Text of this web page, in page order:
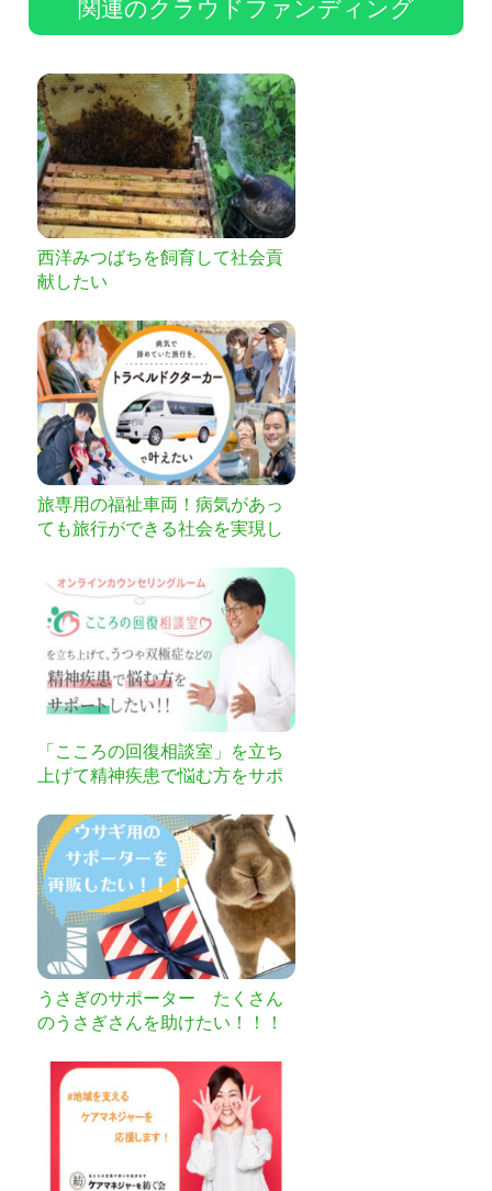
関連のクラウドファンディング
西洋みつばちを飼育して社会貢
献したい
旅専用の福祉車両！病気があっ
ても旅行ができる社会を実現し
「こころの回復相談室」を立ち
上げて精神疾患で悩む方をサポ
うさぎのサポーター たくさん
のうさぎさんを助けたい！！！